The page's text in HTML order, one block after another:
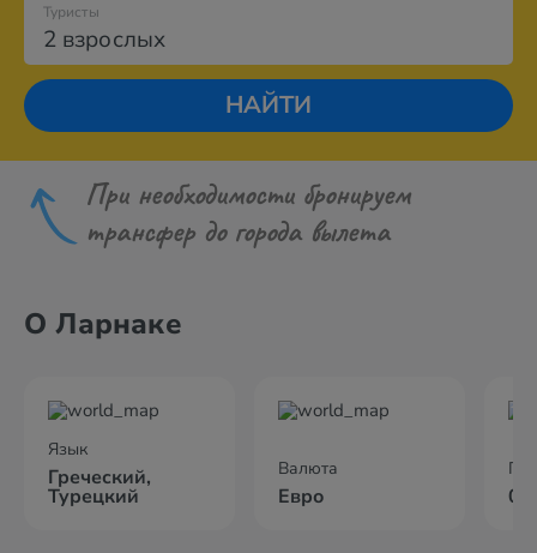
2 взрослых
Туристы
НАЙТИ
При необходимости бронируем
трансфер до города вылета
О Ларнаке
Язык
Греческий,
Турецкий
Валюта
Евро